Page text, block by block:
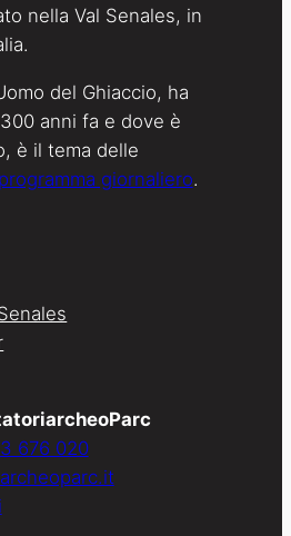
nella Val Senales, in
del Ghiaccio, ha
anni fa e dove è
è il tema delle
programma giornaliero.
676 020